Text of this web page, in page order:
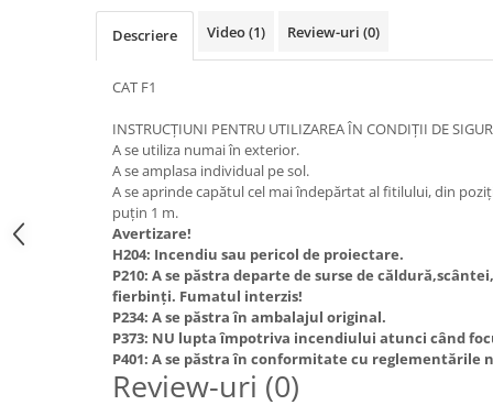
Descriere Video(1) Review-uri (0)
CAT F1
INSTRUCȚIUNI PENTRU UTILIZAREA ÎN CONDIȚII DE
A se utiliza numai în exterior.
A se amplasa individual pe sol.
A se aprinde capătul cel mai îndepărtat al fitilului, din
puțin 1 m.
Avertizare!
H204: Incendiu sau pericol de proiectare.
P210: A se păstra departe de surse de
fierbinți. Fumatul interzis!
P234: A se păstra în ambalajul original.
P373: NU lupta împotriva incendiului atunci când
P401: A se păstra în conformitate cu reglementările
Review-uri (0)